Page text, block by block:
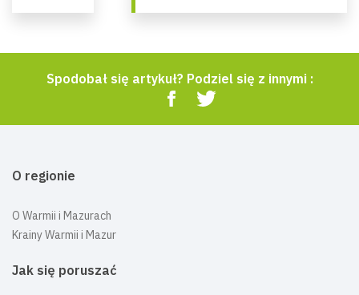
Spodobał się artykuł? Podziel się z innymi :
O regionie
O Warmii i Mazurach
Krainy Warmii i Mazur
Jak się poruszać